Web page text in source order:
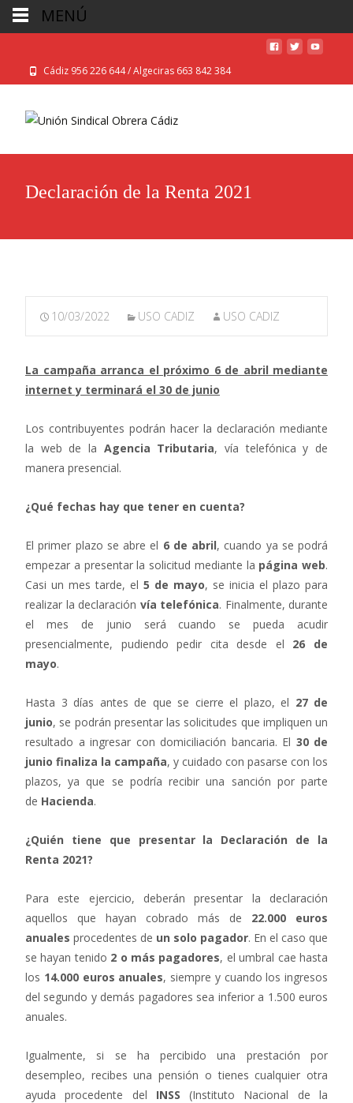
Cádiz 956 226 644 / Algeciras 663 842 384
Declaración de la Renta 2021
10/03/2022 USO CADIZ USO CADIZ
La campaña arranca el próximo 6 de abril mediante
internet y terminará el 30 de junio
Los contribuyentes podrán hacer la declaración mediante
la web de la Agencia Tributaria, vía telefónica y de
manera presencial.
¿Qué fechas hay que tener en cuenta?
El primer plazo se abre el 6 de abril, cuando ya se podrá
empezar a presentar la solicitud mediante la página web.
Casi un mes tarde, el 5 de mayo, se inicia el plazo para
realizar la declaración vía telefónica. Finalmente, durante
el mes de junio será cuando se pueda acudir
presencialmente, pudiendo pedir cita desde el 26 de
mayo.
Hasta 3 días antes de que se cierre el plazo, el 27 de
junio, se podrán presentar las solicitudes que impliquen un
resultado a ingresar con domiciliación bancaria. El 30 de
junio finaliza la campaña, y cuidado con pasarse con los
plazos, ya que se podría recibir una sanción por parte
de Hacienda.
¿Quién tiene que presentar la Declaración de la
Renta 2021?
Para este ejercicio, deberán presentar la declaración
aquellos que hayan cobrado más de 22.000 euros
anuales procedentes de un solo pagador. En el caso que
se hayan tenido 2 o más pagadores, el umbral cae hasta
los 14.000 euros anuales, siempre y cuando los ingresos
del segundo y demás pagadores sea inferior a 1.500 euros
anuales.
Igualmente, si se ha percibido una prestación por
desempleo, recibes una pensión o tienes cualquier otra
ayuda procedente del INSS(Instituto Nacional de la
MENÚ